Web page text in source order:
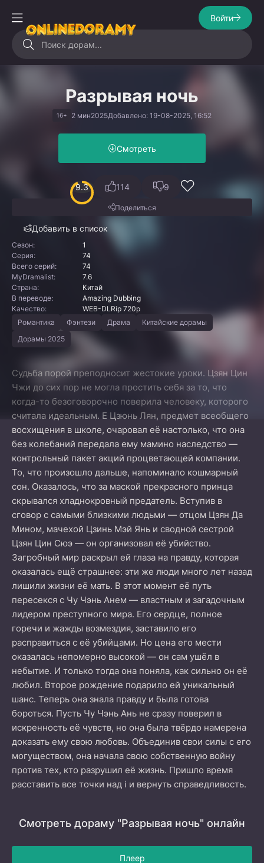
Войти
Разрывая ночь
16+ 2 мин2025Добавлено: 19-08-2025, 16:52
Смотреть
9.3
Добавить в список
114 9
Поделиться
Сезон:
1
Серия:
74
Всего серий:
74
MyDramalist:
7.6
Страна:
Китай
В переводе:
Amazing Dubbing
Качество:
WEB-DLRip 720p
Романтика
Фэнтези Драма
Китайские дорамы
Дорамы 2025
Судьба порой преподносит жестокие уроки. Цзян Цин
Чжи до сих пор не могла простить себя за то, что
когда-то безоговорочно поверила человеку, которого
считала идеальным. Е Цзюнь Лян, предмет всеобщего
восхищения в школе, очаровал её настолько, что она
без колебаний передала ему мамино наследство —
контрольный пакет акций процветающей компании.
То, что произошло дальше, напоминало кошмарный
сон. Оказалось, что за маской прекрасного принца
скрывался хладнокровный предатель. Вступив в
сговор с самыми близкими людьми — отцом Цзян Да
Мином, мачехой Цзинь Мэй Янь и сводной сестрой
Цзян Цин Сюэ — он организовал её убийство.
Загробный мир раскрыл ей глаза на правду, которая
оказалась ещё страшнее: эти же люди много лет назад
лишили жизни её мать. В этот момент её путь
пересекся с Чу Чэнь Анем — властным и загадочным
лидером преступного мира. Его сердце, полное
горечи и жажды возмездия, заставило его
расправиться с её убийцами. Но цена его мести
оказалась непомерно высокой — он сам ушёл в
небытие. И только тогда она поняла, как сильно он её
любил. Второе рождение подарило ей уникальный
шанс. Теперь она знала правду и была готова
бороться. Пусть Чу Чэнь Ань не сразу поверил в
искренность её чувств, но она была твёрдо намерена
доказать ему свою любовь. Объединив свои силы с его
могуществом, она начала свою собственную войну
против тех, кто разрушил её жизнь. Пришло время
расставить все точки над i и вернуть справедливость.
Смотреть дораму "Разрывая ночь" онлайн
Плеер